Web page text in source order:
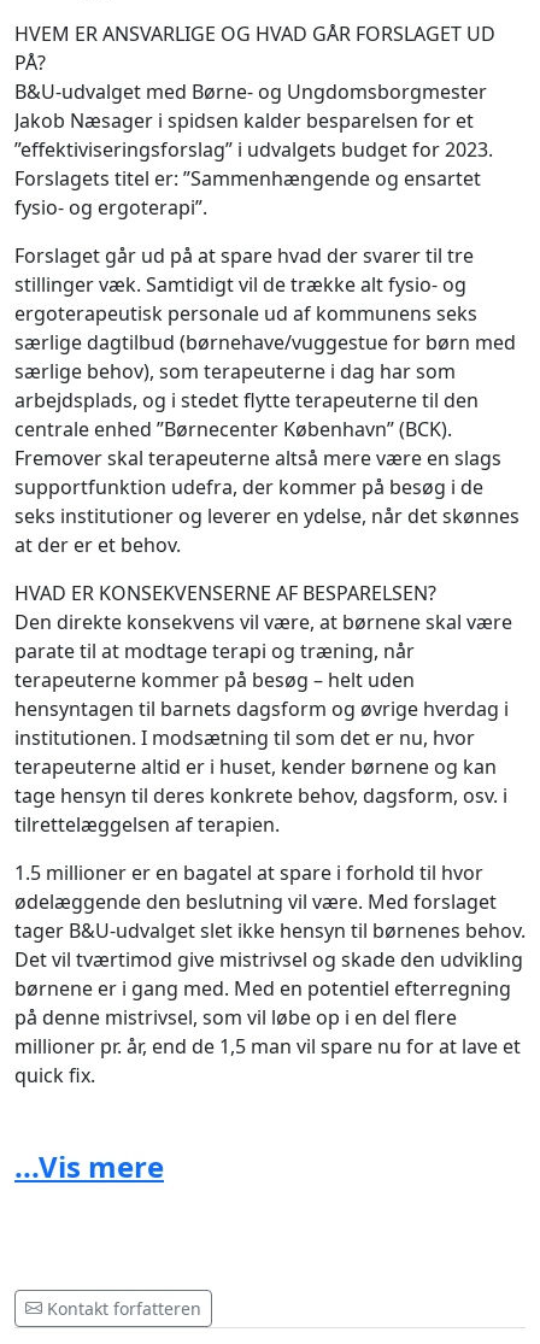
HVEM ER ANSVARLIGE OG HVAD GÅR FORSLAGET UD
PÅ?
B&U-udvalget med Børne- og Ungdomsborgmester
Jakob Næsager i spidsen kalder besparelsen for et
”effektiviseringsforslag” i udvalgets budget for 2023.
Forslagets titel er: ”Sammenhængende og ensartet
fysio- og ergoterapi”.
Forslaget går ud på at spare hvad der svarer til tre
stillinger væk. Samtidigt vil de trække alt fysio- og
ergoterapeutisk personale ud af kommunens seks
særlige dagtilbud (børnehave/vuggestue for børn med
særlige behov), som terapeuterne i dag har som
arbejdsplads, og i stedet flytte terapeuterne til den
centrale enhed ”Børnecenter København” (BCK).
Fremover skal terapeuterne altså mere være en slags
supportfunktion udefra, der kommer på besøg i de
seks institutioner og leverer en ydelse, når det skønnes
at der er et behov.
HVAD ER KONSEKVENSERNE AF BESPARELSEN?
Den direkte konsekvens vil være, at børnene skal være
parate til at modtage terapi og træning, når
terapeuterne kommer på besøg – helt uden
hensyntagen til barnets dagsform og øvrige hverdag i
institutionen. I modsætning til som det er nu, hvor
terapeuterne altid er i huset, kender børnene og kan
tage hensyn til deres konkrete behov, dagsform, osv. i
tilrettelæggelsen af terapien.
1.5 millioner er en bagatel at spare i forhold til hvor
ødelæggende den beslutning vil være. Med forslaget
tager B&U-udvalget slet ikke hensyn til børnenes behov.
Det vil tværtimod give mistrivsel og skade den udvikling
børnene er i gang med. Med en potentiel efterregning
på denne mistrivsel, som vil løbe op i en del flere
millioner pr. år, end de 1,5 man vil spare nu for at lave et
quick fix.
RIGTIGE?
Familier med børn med særlige behov har krav på at få
den bedst mulige livskvalitet.
...Vis mere
Kontakt forfatteren